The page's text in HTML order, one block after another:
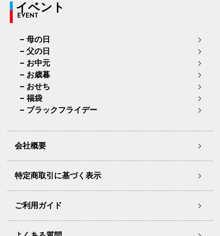
イベント
EVENT
母の日
父の日
お中元
お歳暮
おせち
福袋
ブラックフライデー
会社概要
特定商取引に基づく表示
ご利用ガイド